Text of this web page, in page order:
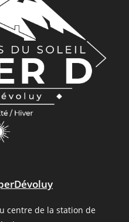
centre de la station de